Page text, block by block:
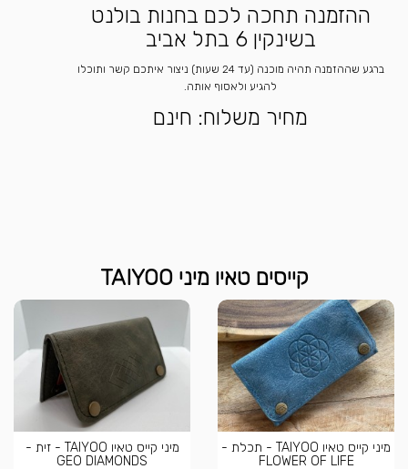
ההזמנה תחכה לכם בחנות בולנט
בשינקין 6 בתל אביב
ברגע שההזמנה תהיה מוכנה (עד 24 שעות) ניצור איתכם קשר ותוכלו
להגיע ולאסוף אותה.
מחיר משלוח: חינם
קייסים טאיו מיני TAIYOO
מיני קייס טאיו TAIYOO - תכלת -
FLOWER OF LIFE
מיני קייס טאיו TAIYOO - זית -
GEO DIAMONDS